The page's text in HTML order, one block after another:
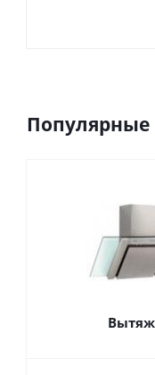
Популярные